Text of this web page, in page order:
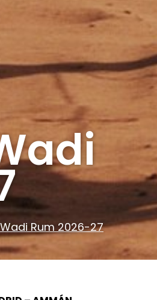
Rum 2026-27